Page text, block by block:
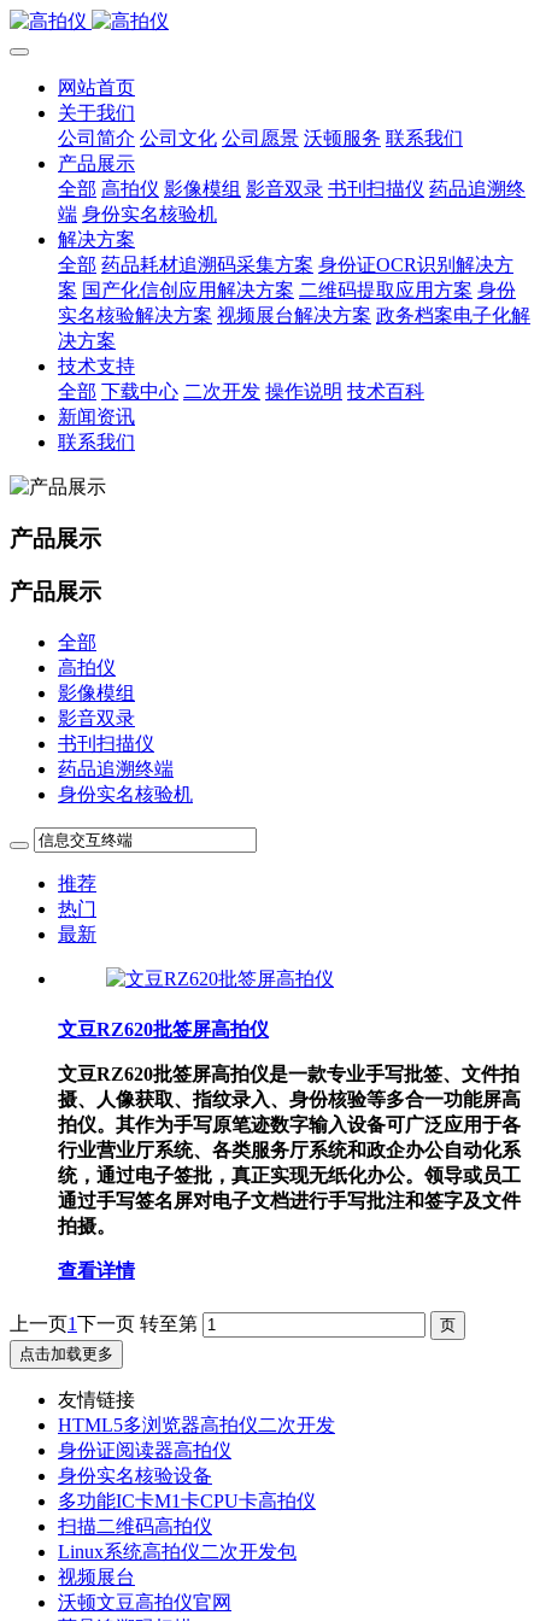
网站首页
关于我们
公司简介 公司文化 公司愿景 沃顿服务 联系我们
产品展示
全部 高拍仪 影像模组 影音双录 书刊扫描仪 药品追溯终
端 身份实名核验机
解决方案
全部 药品耗材追溯码采集方案 身份证OCR识别解决方
案 国产化信创应用解决方案 二维码提取应用方案 身份
实名核验解决方案 视频展台解决方案 政务档案电子化解
决方案
技术支持
全部 下载中心 二次开发 操作说明 技术百科
新闻资讯
联系我们
产品展示
产品展示
全部
高拍仪
影像模组
影音双录
书刊扫描仪
药品追溯终端
身份实名核验机
推荐
热门
最新
文豆RZ620批签屏高拍仪
文豆RZ620批签屏高拍仪是一款专业手写批签、文件拍
摄、人像获取、指纹录入、身份核验等多合一功能屏高
拍仪。其作为手写原笔迹数字输入设备可广泛应用于各
行业营业厅系统、各类服务厅系统和政企办公自动化系
统，通过电子签批，真正实现无纸化办公。领导或员工
通过手写签名屏对电子文档进行手写批注和签字及文件
拍摄。
查看详情
上一页1下一页 转至第
点击加载更多
友情链接
HTML5多浏览器高拍仪二次开发
身份证阅读器高拍仪
身份实名核验设备
多功能IC卡M1卡CPU卡高拍仪
扫描二维码高拍仪
Linux系统高拍仪二次开发包
视频展台
沃顿文豆高拍仪官网